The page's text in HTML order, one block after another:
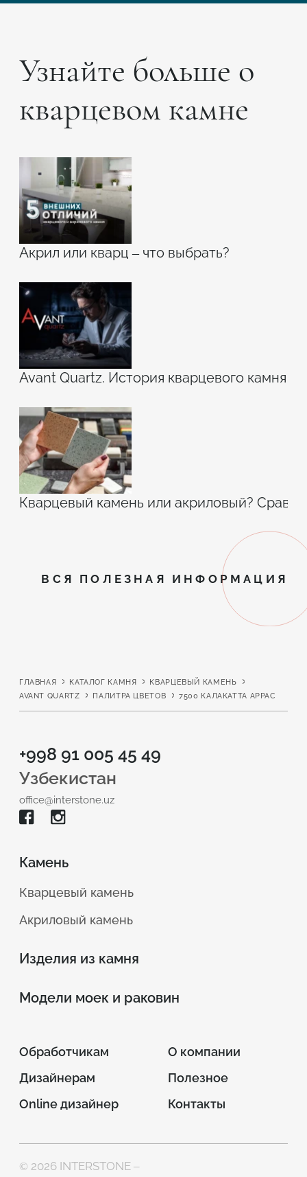
Узнайте больше о
кварцевом камне
Акрил или кварц – что выбрать?
Avant Quartz. История кварцевого камня
Кварцевый камень или акриловый?
ВСЯ ПОЛЕЗНАЯ ИНФОРМАЦИЯ
ГЛАВНАЯ КАТАЛОГ КАМНЯ
КВАРЦЕВЫЙ КАМЕНЬ
AVANT QUARTZ
ПАЛИТРА ЦВЕТОВ 7500 КАЛАКАТТА АРРАС
+998 91 005 45 49
Узбекистан
office@interstone.uz
Камень
Кварцевый камень
Акриловый камень
Изделия из камня
Модели моек и раковин
Обработчикам
Дизайнерам
Online дизайнер
О компании
Полезное
Контакты
© 2026 INTERSTONE –